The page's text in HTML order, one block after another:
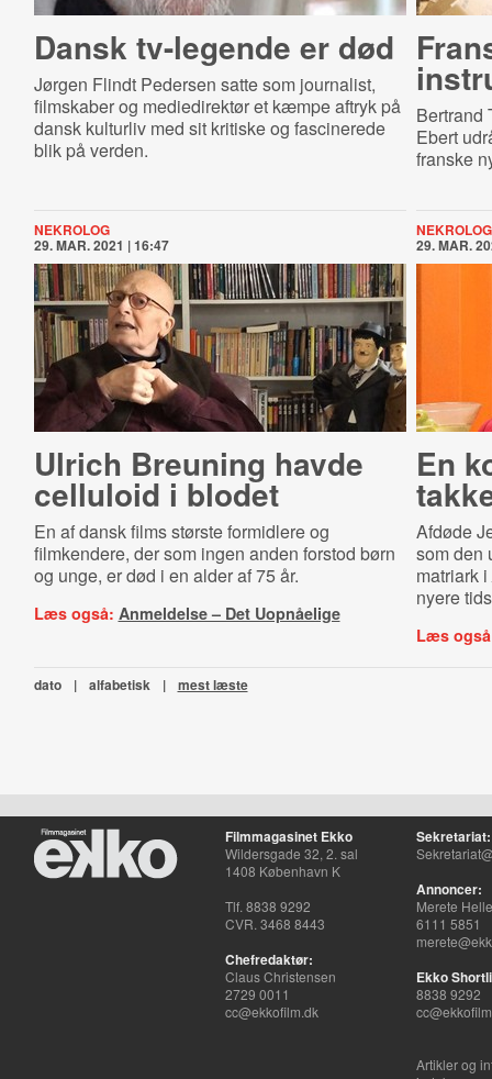
Dansk tv-legende er død
Jørgen Flindt Pedersen satte som journalist,
filmskaber og mediedirektør et kæmpe aftryk på
dansk kulturliv med sit kritiske og fascinerede
blik på verden.
Bertrand
Ebert
franske
NEKROLOG
29. MAR. 2021 | 16:47
Ulrich Breuning havde
celluloid i blodet
En af dansk films største formidlere og
filmkendere, der som ingen anden forstod børn
og unge, er død i en alder af 75 år.
Læs også: Anmeldelse – Det Uopnåelige
NEKROLOG
29. MAR.
En
Afdøde
som den
matriark i
nyere
Læs
dato | alfabetisk | mest læste
Filmmagasinet Ekko
Wildersgade 32, 2. sal
1408 København K
Tlf. 8838 9292
CVR. 3468 8443
Chefredaktør:
Claus Christensen
2729 0011
cc@ekkofilm.dk
Sekretariat:
Annoncer:
Merete
6111 5851
Ekko
8838 9292
Artikler og